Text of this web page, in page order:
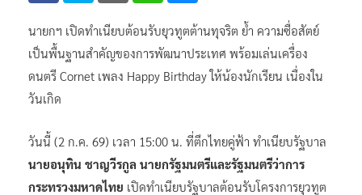
นายกฯ เปิดทำเนียบต้อนรับยุวทูตต้านทุจริต ย้ำ ความซื่อสัตย์
เป็นพื้นฐานสำคัญของการพัฒนาประเทศ พร้อมเล่นเครื่อง
ดนตรี Cornet เพลง Happy Birthday ให้น้องนักเรียน เนื่องใน
วันเกิด
วันนี้ (2 ก.ค. 69) เวลา 15:00 น. ที่ตึกไทยคู่ฟ้า ทำเนียบรัฐบาล
นายอนุทิน ชาญวีรกูล นายกรัฐมนตรีและรัฐมนตรีว่าการ
กระทรวงมหาดไทย เปิดทำเนียบรัฐบาลต้อนรับโครงการยุวทูต